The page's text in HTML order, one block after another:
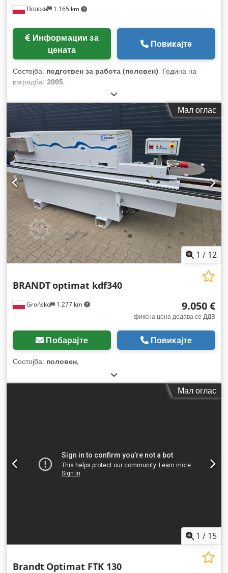
Полска 1.165 km
цената
Повикајте
Состојба: подготвен за работа (половен), Година на
изградба: 2005,
Мал оглас
1 / 12
Grońsko 1.277 km
BRANDToptimat kdf340
9.050 €
фиксна цена додава се ДДВ
Побарајте Повикајте
Состојба: половен,
Мал оглас
1 / 15
Brandt Optimat FTK 130